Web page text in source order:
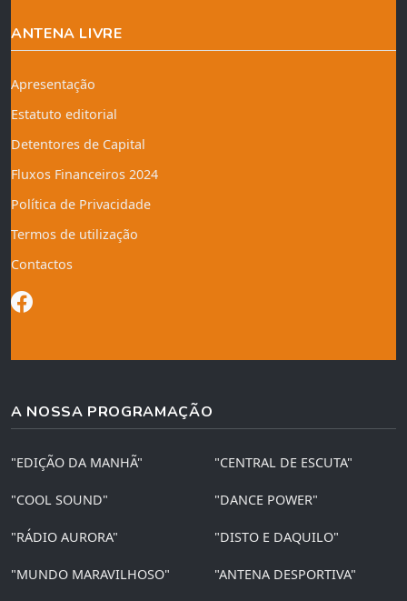
ANTENA LIVRE
Apresentação
Estatuto editorial
Detentores de Capital
Fluxos Financeiros 2024
Política de Privacidade
Termos de utilização
Contactos
A NOSSA PROGRAMAÇÃO
"EDIÇÃO DA MANHÃ" "CENTRAL DE ESCUTA"
"COOL SOUND" "DANCE POWER"
"RÁDIO AURORA" "DISTO E DAQUILO"
"MUNDO MARAVILHOSO" "ANTENA DESPORTIVA"